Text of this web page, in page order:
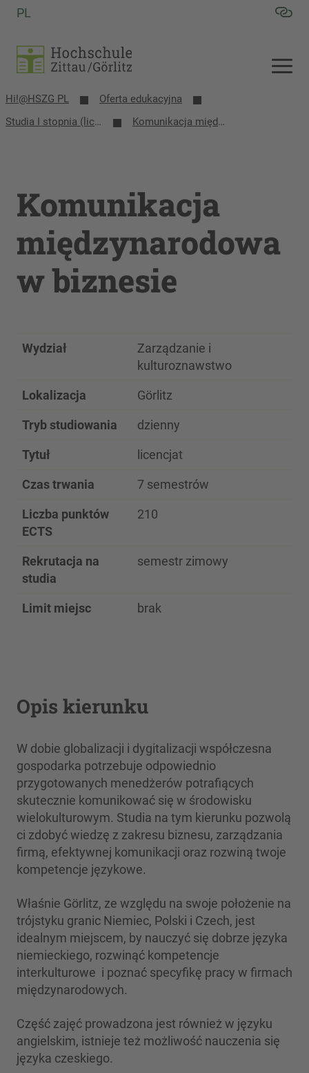
PL
Hi!@HSZG PL
Oferta edukacyjna
Studia I stopnia (licencjackie i inżynierskie)
Komunikacja międzynarodowa w biznesie
Komunikacja
międzynarodowa
w biznesie
Wydział
Zarządzanie i
kulturoznawstwo
Lokalizacja Görlitz
Tryb studiowania dzienny
Tytuł licencjat
Czas trwania 7 semestrów
Liczba punktów
ECTS
210
Rekrutacja na
studia
semestr zimowy
Limit miejsc brak
Opis kierunku
W dobie globalizacji i dygitalizacji współczesna
gospodarka potrzebuje odpowiednio
przygotowanych menedżerów potrafiących
skutecznie komunikować się w środowisku
wielokulturowym. Studia na tym kierunku pozwolą
ci zdobyć wiedzę z zakresu biznesu, zarządzania
firmą, efektywnej komunikacji oraz rozwiną twoje
kompetencje językowe.
Właśnie Görlitz, ze względu na swoje położenie na
trójstyku granic Niemiec, Polski i Czech, jest
idealnym miejscem, by nauczyć się dobrze języka
niemieckiego, rozwinąć kompetencje
interkulturowe i poznać specyfikę pracy w firmach
międzynarodowych.
Część zajęć prowadzona jest również w języku
angielskim, istnieje też możliwość nauczenia się
języka czeskiego.